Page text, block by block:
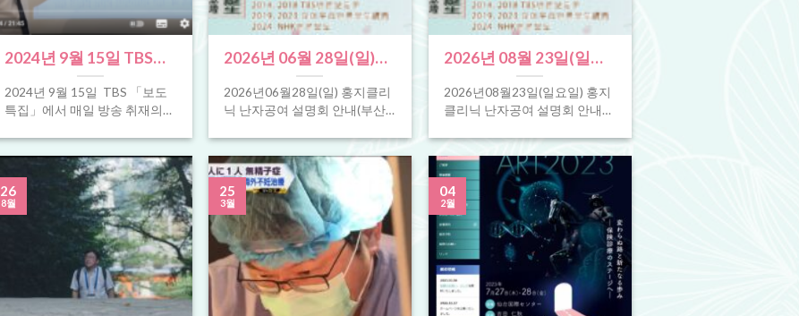
2024년 9월 15일 TBS
「보도 특집」 홍지 클리
닉 난자·정자제공 설명회
2024년 9월 15일 TBS 「보도
특집」에서 매일 방송 취재의
명회의 모습이 [...]
2026년 06월 28일(일)
(부산)난자제공, 정자제
공 온라인설명회 안내
2026년06월28일(일) 홍지클리
닉 난자공여 설명회 안내(부산)
되지 않는, 조기폐경 등은 난자
제공이란 진료 항목이 [...]
2026년 08월 23일(일요
일) 난자제공, 정자제공
설명회 안내(서울)
2026년08월23일(일요일) 홍지
클리닉 난자공여 설명회 안내
되지 않는, 조기폐경 등은 난자
제공이란 진료 항목이 [...]
26
8월
25
3월
04
2월